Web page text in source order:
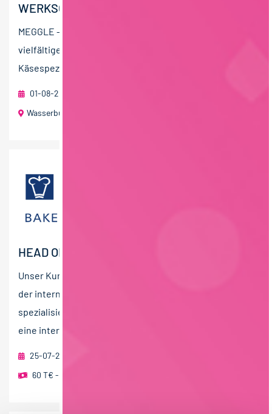
WERKSCONTROLLER*
MEGGLE – Die Marke mit dem Kleeblatt Unser
vielfältiges Sortiment – von Kräuterbutter,
Käsespezialitäten, Milchfrischprodukten bis hin zu...
01-08-2026
Wasserburg am Inn
HEAD OF FINANCE (M/W/D)
Unser Kunde, die BAKELS Deutschland GmbH, ist Teil
der international agierenden BAKELS Group und
spezialisiert auf hochwertige Backzutaten. BAKELS ist
eine international...
25-07-2026
60 T€ - 80 T€ pro Jahr